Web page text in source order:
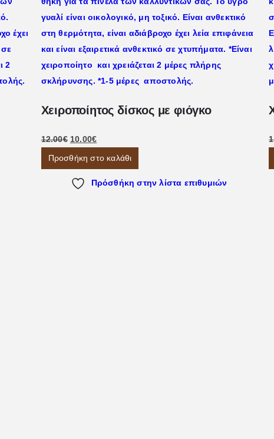
Χειροποίητος δίσκος με φιόγκο
12.00€ 10.00€
Προσθήκη στο καλάθι
Πρόσθήκη στην λίστα επιθυμιών